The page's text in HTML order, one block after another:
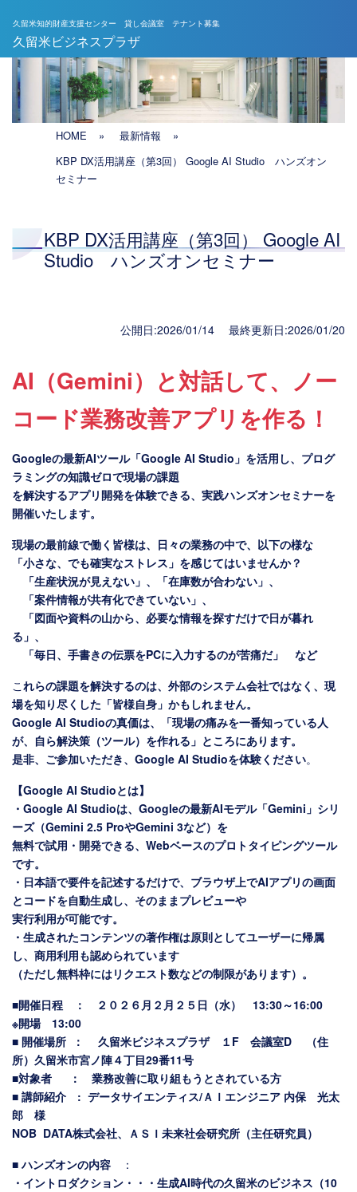
メインナビゲーション
久留米知的財産支援センター 貸し会議室 テナント募集
久留米ビジネスプラザ
HOME » 最新情報
»
KBP DX活用講座（第3回） Google AI Studio ハンズオン
セミナー
KBP DX活用講座（第3回） Google AI
Studio ハンズオンセミナー
公開日:2026/01/14 最終更新日:2026/01/20
AI（Gemini）と対話して、ノー
コード業務改善アプリを作る！
Googleの最新AIツール「Google AI Studio」を活用し、プログ
ラミングの知識ゼロで現場の課題
を解決するアプリ開発を体験できる、実践ハンズオンセミナーを
開催いたします。
現場の最前線で働く皆様は、日々の業務の中で、以下の様な
「小さな、でも確実なストレス」を感じてはいませんか？
「生産状況が見えない」、「在庫数が合わない」、
「案件情報が共有化できていない」、
「図面や資料の山から、必要な情報を探すだけで日が暮れ
る」、
「毎日、手書きの伝票をPCに入力するのが苦痛だ」 など
これらの課題を解決するのは、外部のシステム会社ではなく、現
場を知り尽くした「皆様自身」かもしれません。
Google AI Studioの真価は、「現場の痛みを一番知っている人
が、自ら解決策（ツール）を作れる」ところにあります。
是非、ご参加いただき、Google AI Studioを体験ください。
【Google AI Studioとは】
・Google AI Studioは、Googleの最新AIモデル「Gemini」シリ
ーズ（Gemini 2.5 ProやGemini 3など）を
無料で試用・開発できる、Webベースのプロトタイピングツール
です。
・日本語で要件を記述するだけで、ブラウザ上でAIアプリの画面
とコードを自動生成し、そのままプレビューや
実行利用が可能です。
・生成されたコンテンツの著作権は原則としてユーザーに帰属
し、商用利用も認められています
（ただし無料枠にはリクエスト数などの制限があります）。
■開催日程 ： ２０２６月２月２５日（水） 13:30～16:00
※開場 13:00
■ 開催場所 ： 久留米ビジネスプラザ １F 会議室D
（住
所）久留米市宮ノ陣４丁目29番11号
■対象者 ： 業務改善に取り組もうとされている方
■ 講師紹介 : データサイエンティス/ＡＩエンジニア 内保 光太
郎 様
NOB DATA株式会社、ＡＳＩ未来社会研究所（主任研究員）
■ ハンズオンの内容
：
・イントロダクション・・・生成AI時代の久留米のビジネス（10